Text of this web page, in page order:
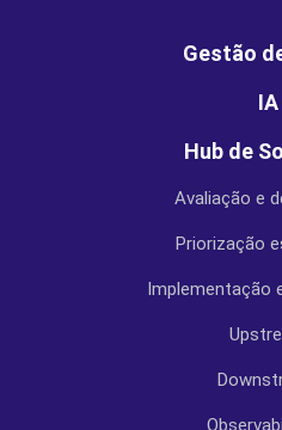
Gestão
IA
Hub de
Avaliação e
Priorização
Implementação